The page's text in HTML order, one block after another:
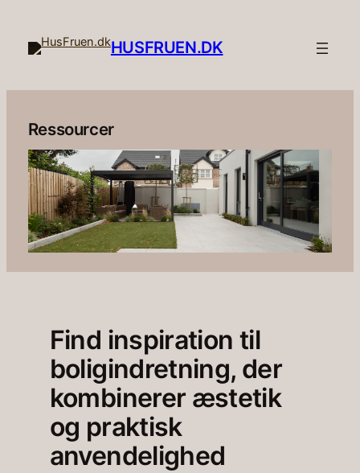
indhold
HUSFRUEN.DK
Ressourcer
Find inspiration til
boligindretning, der
kombinerer æstetik
og praktisk
anvendelighed